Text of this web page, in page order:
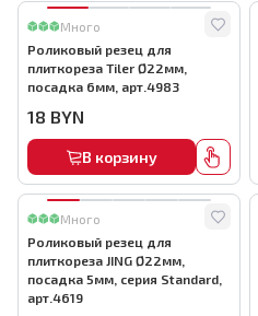
Много
Роликовый резец для
плиткореза Tiler Ø22мм,
посадка 6мм, арт.4983
18 BYN
В корзину
Много
Роликовый резец для
плиткореза JING Ø22мм,
посадка 5мм, серия Standard,
арт.4619